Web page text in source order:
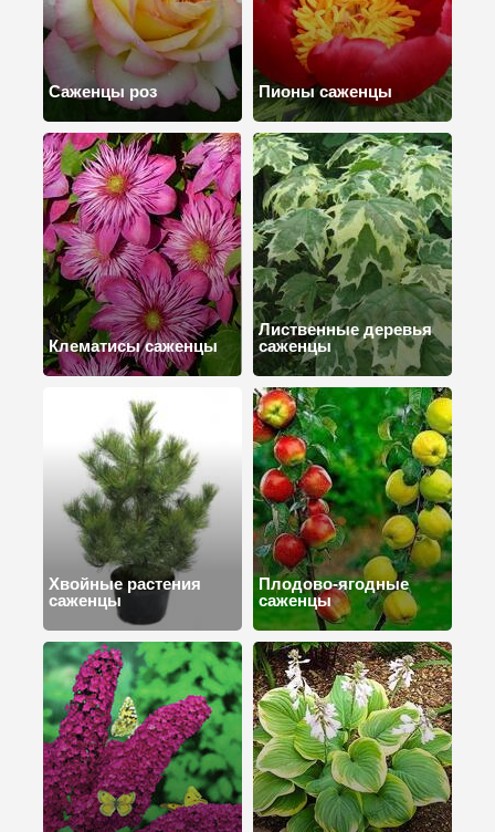
Саженцы роз Пионы саженцы
Клематисы саженцы
Лиственные деревья
саженцы
Хвойные растения
саженцы
Плодово-ягодные
саженцы